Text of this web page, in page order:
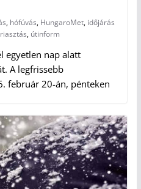
, hófúvás, HungaroMet, időjárás
riasztás, útinform
egyetlen nap alatt
A legfrissebb
február 20-án, pénteken